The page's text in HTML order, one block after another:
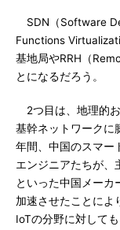
SDN（Software
Functions
基地局やRRH（
とになるだろう。
2つ目は、地理的
基幹ネットワークに
年間、中国のスマー
エンジニアたちが、
といった中国メーカ
加速させたことによ
IoTの分野に対して